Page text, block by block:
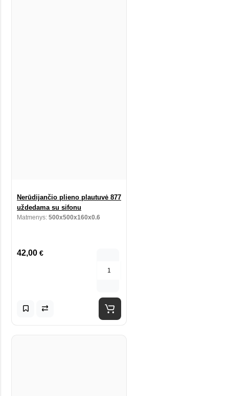
Nerūdijančio plieno plautuvė 877
uždedama su sifonu
Matmenys: 500x500x160x0.6
42,00 €